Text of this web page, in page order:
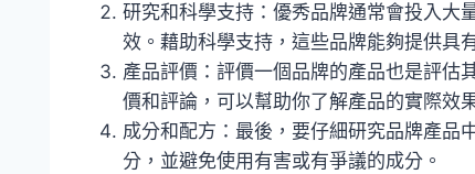
研究和科學支持：優秀品牌通常會投入大
效。藉助科學支持，這些品牌能夠提供具
產品評價：評價一個品牌的產品也是評估
價和評論，可以幫助你了解產品的實際效
成分和配方：最後，要仔細研究品牌產品
分，並避免使用有害或有爭議的成分。